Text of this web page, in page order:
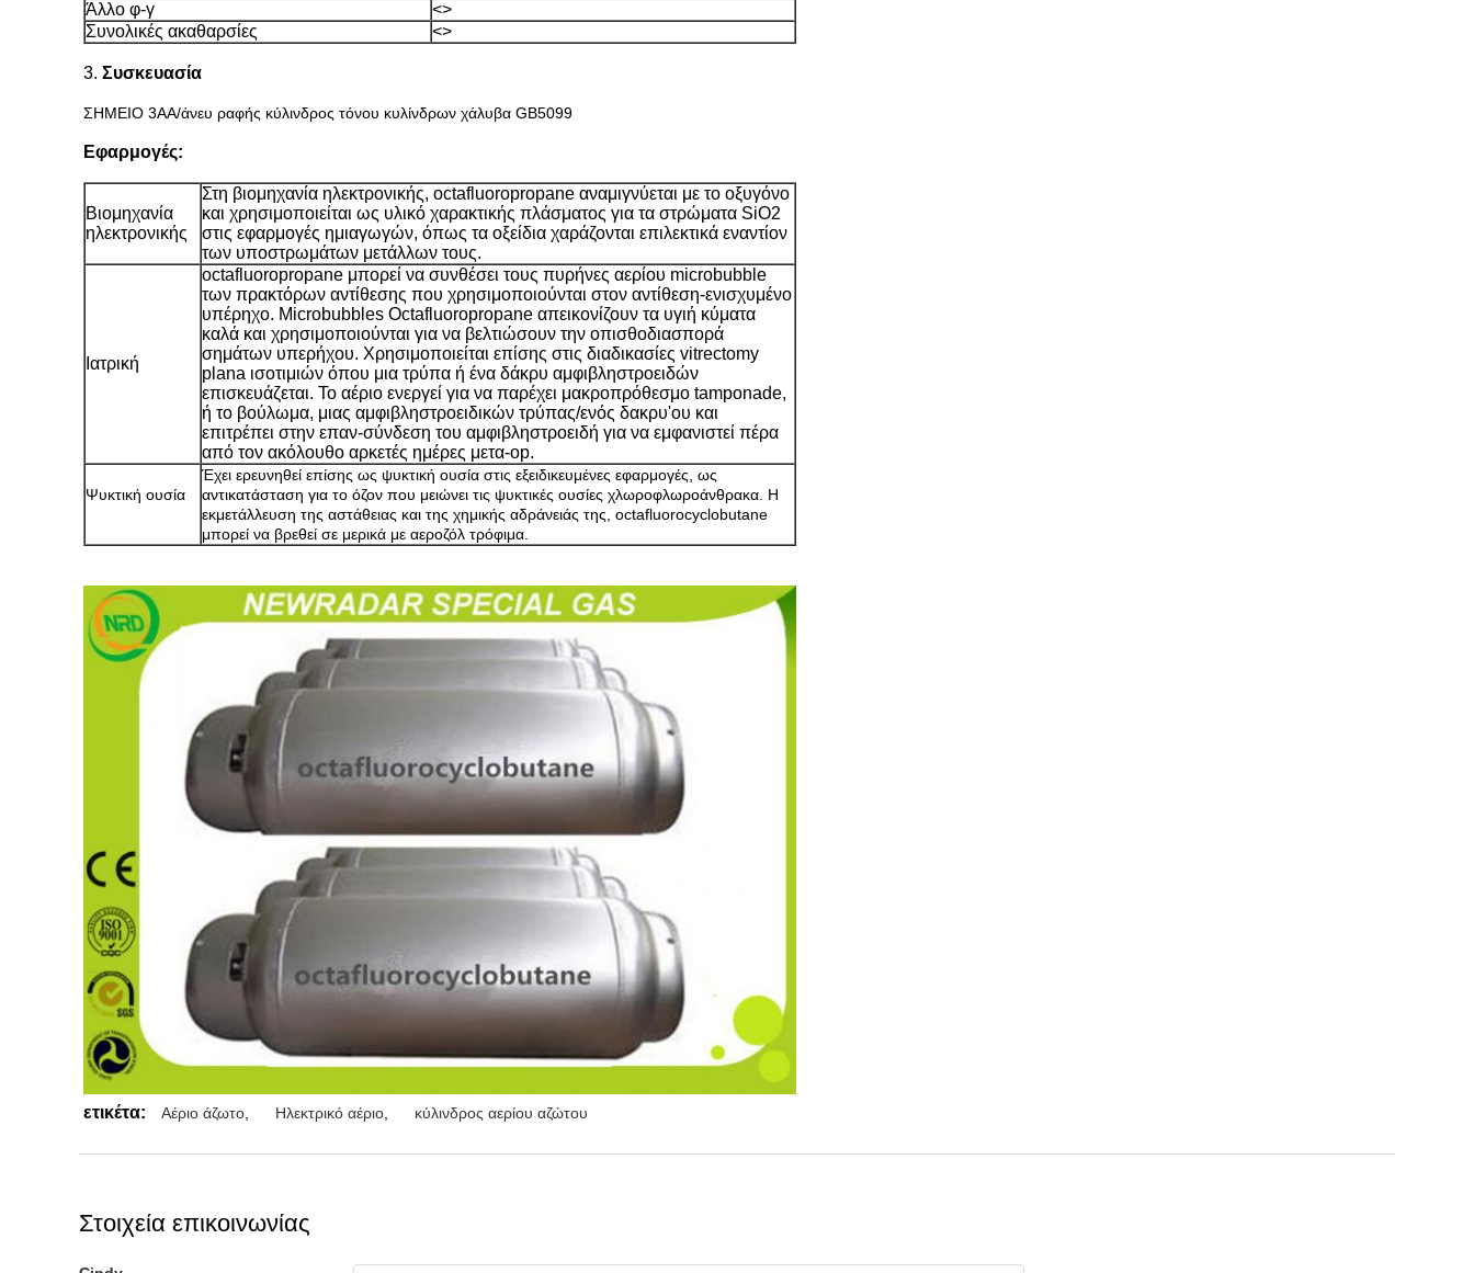
Άλλο φ-γ
<>
Συνολικές ακαθαρσίες
<>
3. Συσκευασία
ΣΗΜΕΙΟ 3AA/άνευ ραφής κύλινδρος τόνου κυλίνδρων χάλυβα GB5099
Εφαρμογές:
Βιομηχανία
ηλεκτρονικής
Στη βιομηχανία ηλεκτρονικής, octafluoropropane αναμιγνύεται με το οξυγόνο
και χρησιμοποιείται ως υλικό χαρακτικής πλάσματος για τα στρώματα SiO2
στις εφαρμογές ημιαγωγών, όπως τα οξείδια χαράζονται επιλεκτικά εναντίον
των υποστρωμάτων μετάλλων τους.
Ιατρική
octafluoropropane μπορεί να συνθέσει τους πυρήνες αερίου microbubble
των πρακτόρων αντίθεσης που χρησιμοποιούνται στον αντίθεση-ενισχυμένο
υπέρηχο. Microbubbles Octafluoropropane απεικονίζουν τα υγιή κύματα
καλά και χρησιμοποιούνται για να βελτιώσουν την οπισθοδιασπορά
σημάτων υπερήχου. Χρησιμοποιείται επίσης στις διαδικασίες vitrectomy
plana ισοτιμιών όπου μια τρύπα ή ένα δάκρυ αμφιβληστροειδών
επισκευάζεται. Το αέριο ενεργεί για να παρέχει μακροπρόθεσμο tamponade,
ή το βούλωμα, μιας αμφιβληστροειδικών τρύπας/ενός δακρυ'ου και
επιτρέπει στην επαν-σύνδεση του αμφιβληστροειδή για να εμφανιστεί πέρα
από τον ακόλουθο αρκετές ημέρες μετα-op.
Ψυκτική ουσία
Έχει ερευνηθεί επίσης ως ψυκτική ουσία στις εξειδικευμένες εφαρμογές, ως
αντικατάσταση για το όζον που μειώνει τις ψυκτικές ουσίες χλωροφλωροάνθρακα. Η
εκμετάλλευση της αστάθειας και της χημικής αδράνειάς της, octafluorocyclobutane
μπορεί να βρεθεί σε μερικά με αεροζόλ τρόφιμα.
ετικέτα: Αέριο άζωτο Ηλεκτρικό αέριο κύλινδρος αερίου αζώτου
Στοιχεία επικοινωνίας